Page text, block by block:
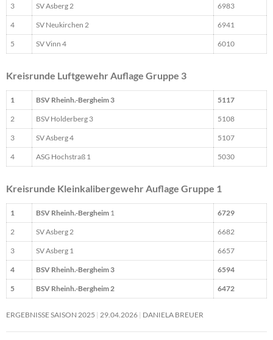
3 SV Asberg 2 6983
4 SV Neukirchen 2 6941
5 SV Vinn 4 6010
Kreisrunde Luftgewehr Auflage Gruppe 3
1 BSV Rheinh.-Bergheim 3 5117
2 BSV Holderberg 3 5108
3 SV Asberg 4 5107
4 ASG Hochstraß 1 5030
Kreisrunde Kleinkalibergewehr Auflage Gruppe 1
1 BSV Rheinh.-Bergheim 1 6729
2 SV Asberg 2 6682
3 SV Asberg 1 6657
4 BSV Rheinh.-Bergheim 3 6594
5 BSV Rheinh.-Bergheim 2 6472
ERGEBNISSE SAISON 2025 29.04.2026 DANIELA BREUER